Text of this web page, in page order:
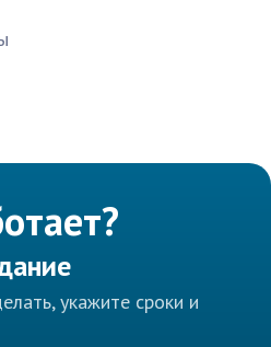
укажите сроки и